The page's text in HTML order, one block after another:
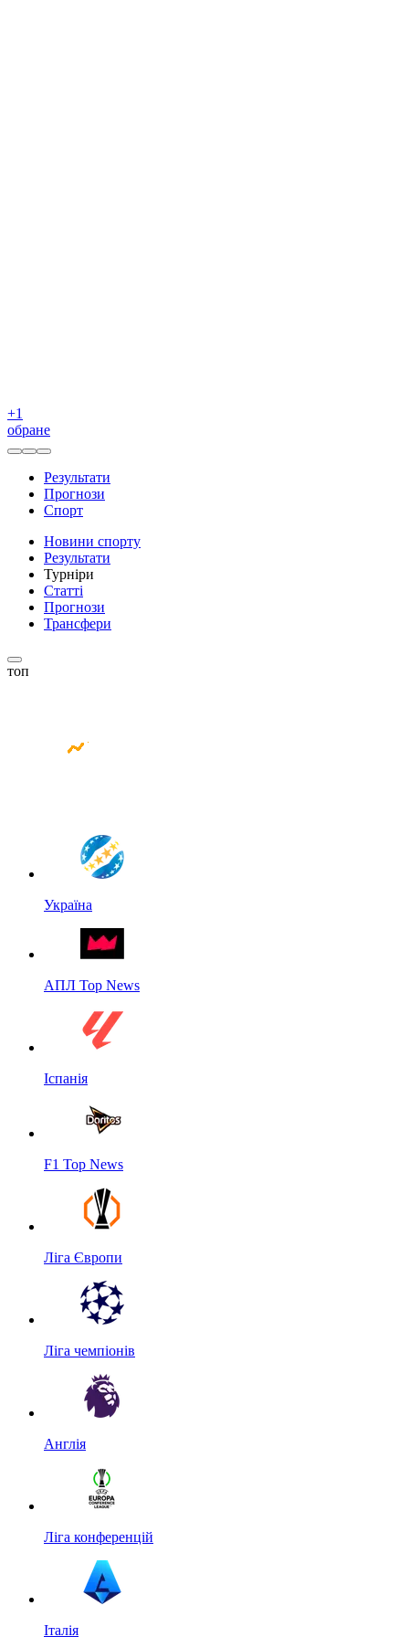
+1
обране
Результати
Прогнози
Спорт
Новини спорту
Результати
Турніри
Статті
Прогнози
Трансфери
топ
Україна
АПЛ Top News
Іспанія
F1 Top News
Ліга Європи
Ліга чемпіонів
Англія
Ліга конференцій
Італія